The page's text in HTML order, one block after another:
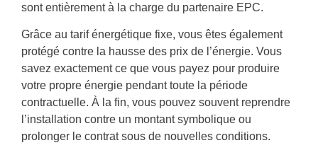
sont entièrement à la charge du partenaire EPC.
Grâce au tarif énergétique fixe, vous êtes également
protégé contre la hausse des prix de l’énergie. Vous
savez exactement ce que vous payez pour produire
votre propre énergie pendant toute la période
contractuelle. À la fin, vous pouvez souvent reprendre
l’installation contre un montant symbolique ou
prolonger le contrat sous de nouvelles conditions.